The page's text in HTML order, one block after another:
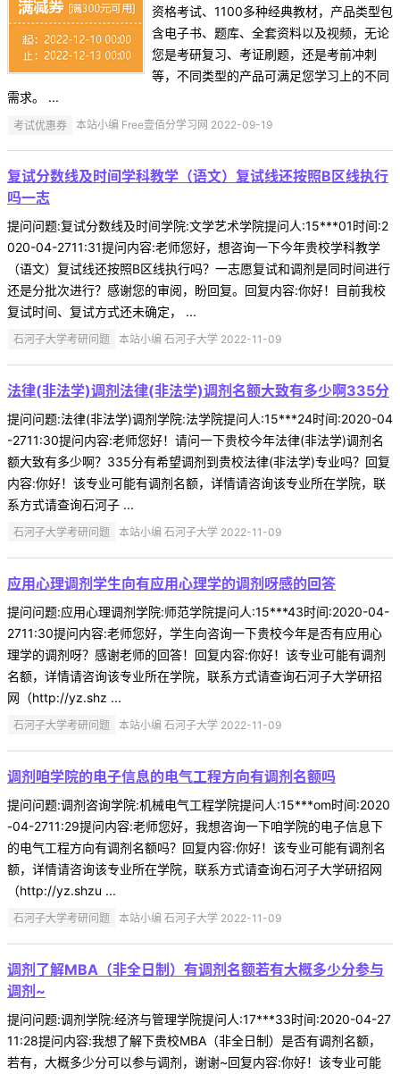
资格考试、1100多种经典教材，产品类型包
含电子书、题库、全套资料以及视频，无论
您是考研复习、考证刷题，还是考前冲刺
等，不同类型的产品可满足您学习上的不同
需求。 ...
考试优惠券 本站小编 Free壹佰分学习网 2022-09-19
复试分数线及时间学科教学（语文）复试线还按照B区线执行
吗一志
提问问题:复试分数线及时间学院:文学艺术学院提问人:15***01时间:2
020-04-2711:31提问内容:老师您好，想咨询一下今年贵校学科教学
（语文）复试线还按照B区线执行吗？一志愿复试和调剂是同时间进行
还是分批次进行？感谢您的审阅，盼回复。回复内容:你好！目前我校
复试时间、复试方式还未确定， ...
石河子大学考研问题 本站小编 石河子大学 2022-11-09
法律(非法学)调剂法律(非法学)调剂名额大致有多少啊335分
提问问题:法律(非法学)调剂学院:法学院提问人:15***24时间:2020-04
-2711:30提问内容:老师您好！请问一下贵校今年法律(非法学)调剂名
额大致有多少啊？335分有希望调剂到贵校法律(非法学)专业吗？回复
内容:你好！该专业可能有调剂名额，详情请咨询该专业所在学院，联
系方式请查询石河子 ...
石河子大学考研问题 本站小编 石河子大学 2022-11-09
应用心理调剂学生向有应用心理学的调剂呀感的回答
提问问题:应用心理调剂学院:师范学院提问人:15***43时间:2020-04-
2711:30提问内容:老师您好，学生向咨询一下贵校今年是否有应用心
理学的调剂呀？感谢老师的回答！回复内容:你好！该专业可能有调剂
名额，详情请咨询该专业所在学院，联系方式请查询石河子大学研招
网（http://yz.shz ...
石河子大学考研问题 本站小编 石河子大学 2022-11-09
调剂咱学院的电子信息的电气工程方向有调剂名额吗
提问问题:调剂咨询学院:机械电气工程学院提问人:15***om时间:2020
-04-2711:29提问内容:老师您好，我想咨询一下咱学院的电子信息下
的电气工程方向有调剂名额吗？回复内容:你好！该专业可能有调剂名
额，详情请咨询该专业所在学院，联系方式请查询石河子大学研招网
（http://yz.shzu ...
石河子大学考研问题 本站小编 石河子大学 2022-11-09
调剂了解MBA（非全日制）有调剂名额若有大概多少分参与
调剂~
提问问题:调剂学院:经济与管理学院提问人:17***33时间:2020-04-27
11:28提问内容:我想了解下贵校MBA（非全日制）是否有调剂名额，
若有，大概多少分可以参与调剂，谢谢~回复内容:你好！该专业可能